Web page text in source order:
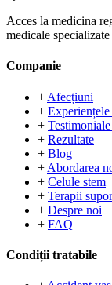
Acces la medicina
medicale
Companie
+ Afecțiuni
+
+
+ Rezultate
+ Blog
+ Abordarea
+ Celule stem
+ Terapii
+ Despre noi
+ FAQ
Condiții tratabile